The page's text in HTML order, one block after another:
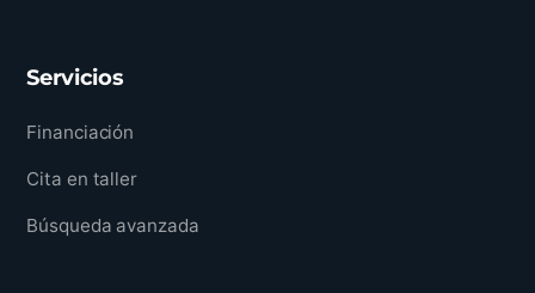
Servicios
Financiación
Cita en taller
Búsqueda avanzada